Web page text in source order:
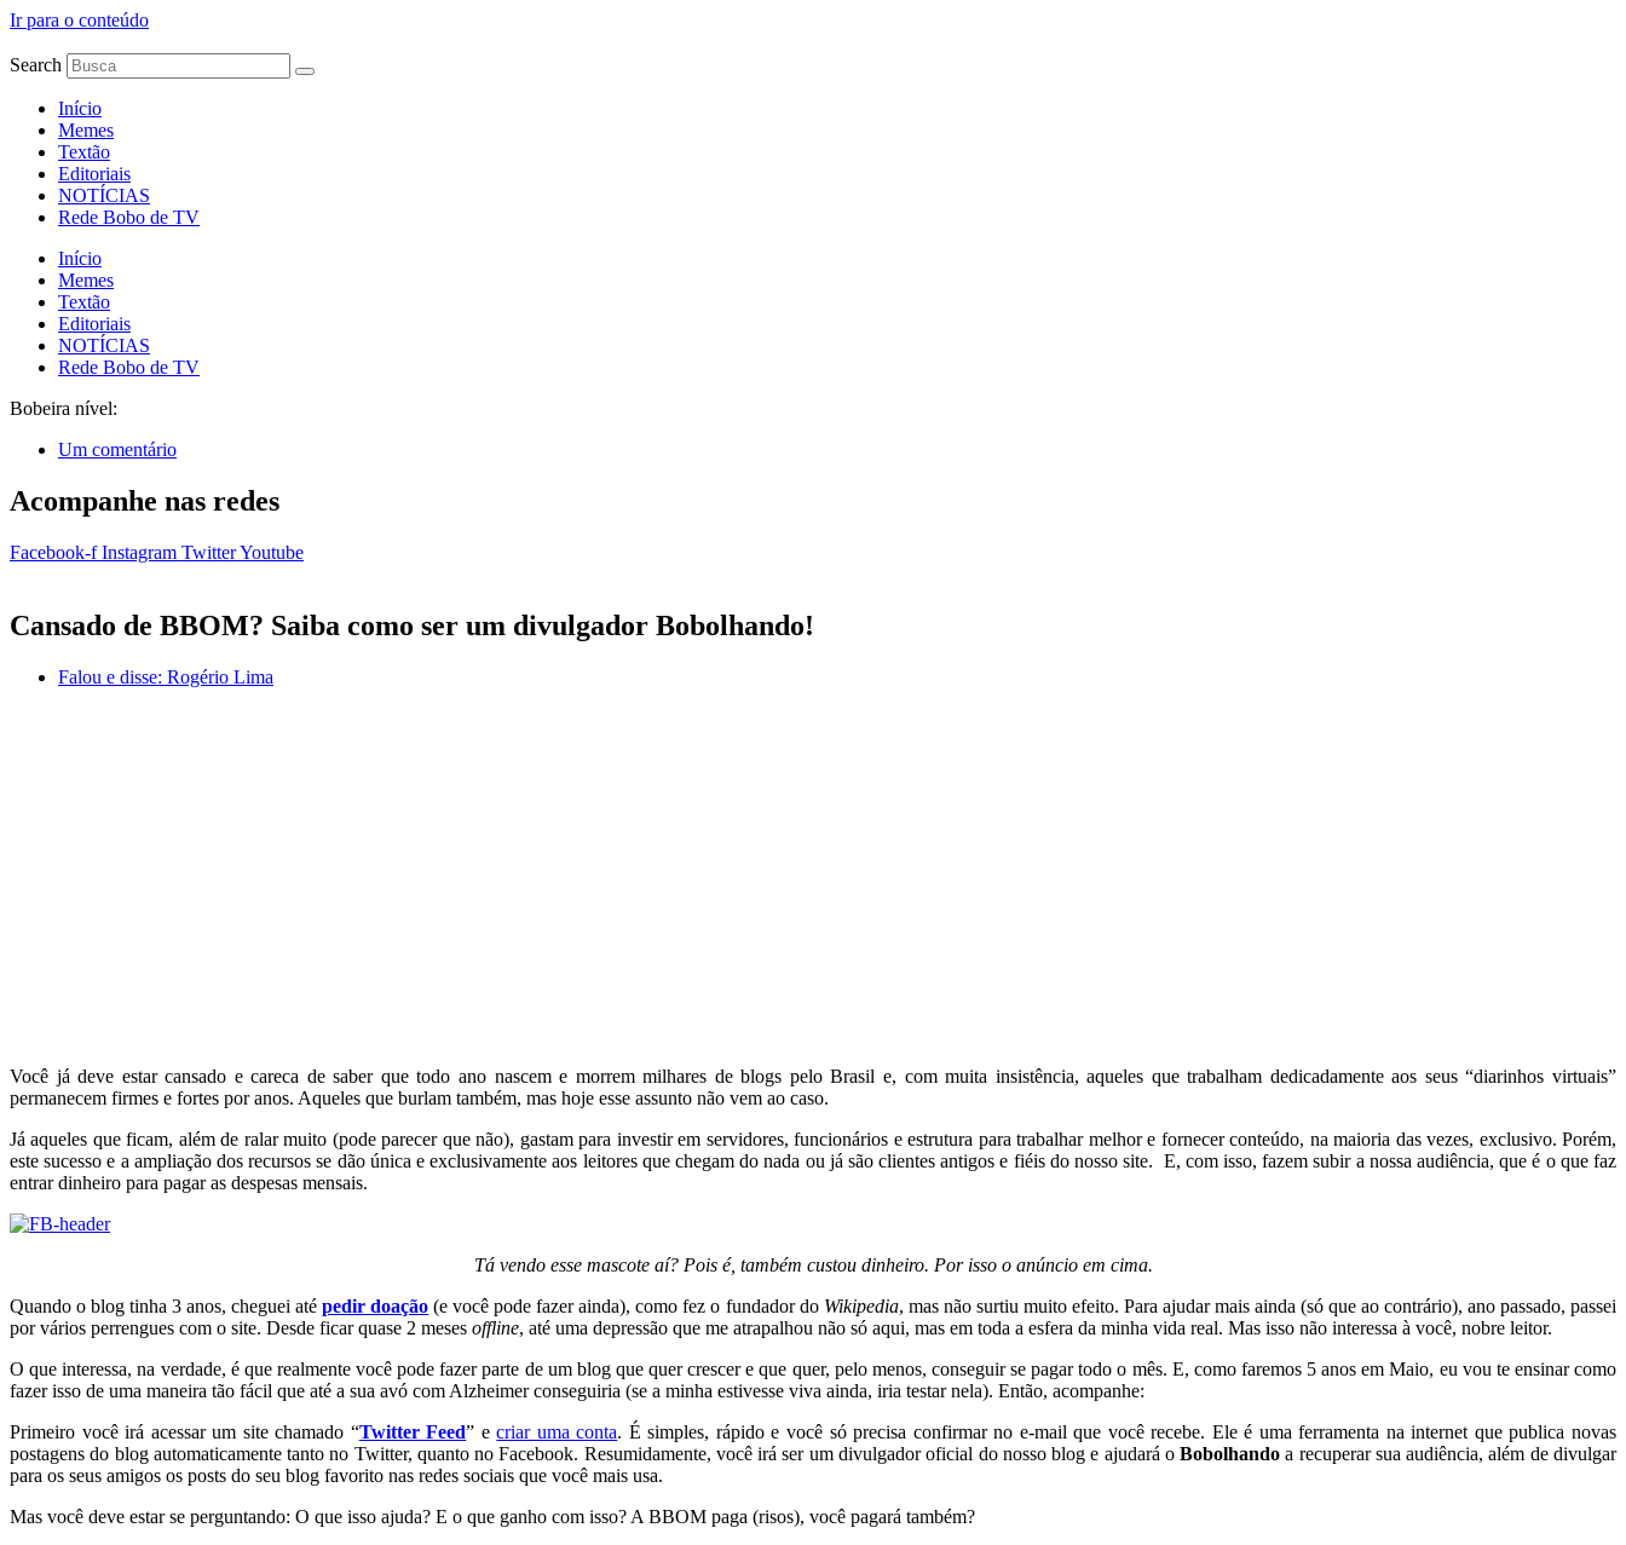
Ir para o conteúdo
Search
Início
Memes
Textão
Editoriais
NOTÍCIAS
Rede Bobo de TV
Início
Memes
Textão
Editoriais
NOTÍCIAS
Rede Bobo de TV
Bobeira nível:
Um comentário
Acompanhe nas redes
Facebook-f Instagram TwitterYoutube
Cansado de BBOM? Saiba como ser um divulgador Bobolhando!
Falou e disse: Rogério Lima
Você já deve estar cansado e careca de saber que todo ano nascem e morrem milhares de blogs pelo Brasil e, com muita insistência, aqueles que trabalham dedicadamente aos seus “diarinhos virtuais”
permanecem firmes e fortes por anos. Aqueles que burlam também, mas hoje esse assunto não vem ao caso.
Já aqueles que ficam, além de ralar muito (pode parecer que não), gastam para investir em servidores, funcionários e estrutura para trabalhar melhor e fornecer conteúdo, na maioria das vezes, exclusivo. Porém,
este sucesso e a ampliação dos recursos se dão única e exclusivamente aos leitores que chegam do nada ou já são clientes antigos e fiéis do nosso site. E, com isso, fazem subir a nossa audiência, que é o que faz
entrar dinheiro para pagar as despesas mensais.
Tá vendo esse mascote aí? Pois é, também custou dinheiro. Por isso o anúncio em cima.
Quando o blog tinha 3 anos, cheguei atépedir doação (e você pode fazer ainda), como fez o fundador do Wikipedia, mas não surtiu muito efeito. Para ajudar mais ainda (só que ao contrário), ano passado, passei
por vários perrengues com o site. Desde ficar quase 2 meses offline, até uma depressão que me atrapalhou não só aqui, mas em toda a esfera da minha vida real. Mas isso não interessa à você, nobre leitor.
O que interessa, na verdade, é que realmente você pode fazer parte de um blog que quer crescer e que quer, pelo menos, conseguir se pagar todo o mês. E, como faremos 5 anos em Maio, eu vou te ensinar como
fazer isso de uma maneira tão fácil que até a sua avó com Alzheimer conseguiria (se a minha estivesse viva ainda, iria testar nela). Então, acompanhe:
Primeiro você irá acessar um site chamado “Twitter Feed” ecriar uma conta. É simples, rápido e você só precisa confirmar no e-mail que você recebe. Ele é uma ferramenta na internet que publica novas
postagens do blog automaticamente tanto no Twitter, quanto no Facebook. Resumidamente, você irá ser um divulgador oficial do nosso blog e ajudará oBobolhando a recuperar sua audiência, além de divulgar
para os seus amigos os posts do seu blog favorito nas redes sociais que você mais usa.
Mas você deve estar se perguntando: O que isso ajuda? E o que ganho com isso? A BBOM paga (risos), você pagará também?